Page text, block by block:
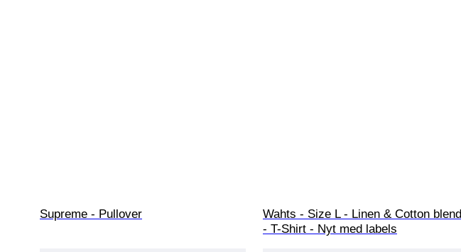
Supreme - Pullover
Wahts - Size L - Linen & Cotton blend
- T-Shirt - Nyt med labels